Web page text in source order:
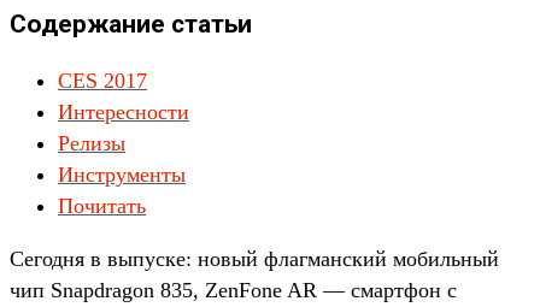
Содержание статьи
CES 2017
Интересности
Релизы
Инструменты
Почитать
Сегодня в выпуске: новый флагманский мобильный
чип Snapdragon 835, ZenFone AR — смартфон с